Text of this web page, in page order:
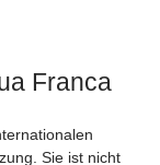
Franca
Sie ist nicht